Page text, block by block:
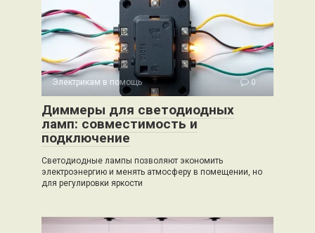
Электрикам в помощь 0
Диммеры для светодиодных
ламп: совместимость и
подключение
Светодиодные лампы позволяют экономить
электроэнергию и менять атмосферу в помещении, но
для регулировки яркости